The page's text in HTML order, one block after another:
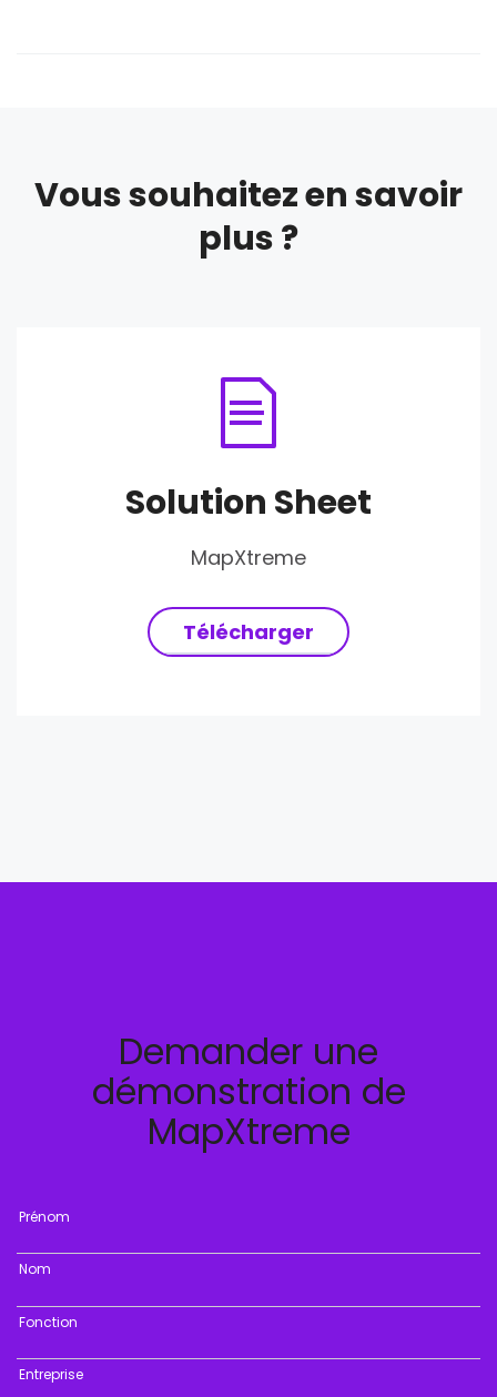
Vous souhaitez en savoir
plus ?
Solution Sheet
MapXtreme
Télécharger
Demander une
démonstration de
MapXtreme
Prénom
Nom
Fonction
Entreprise